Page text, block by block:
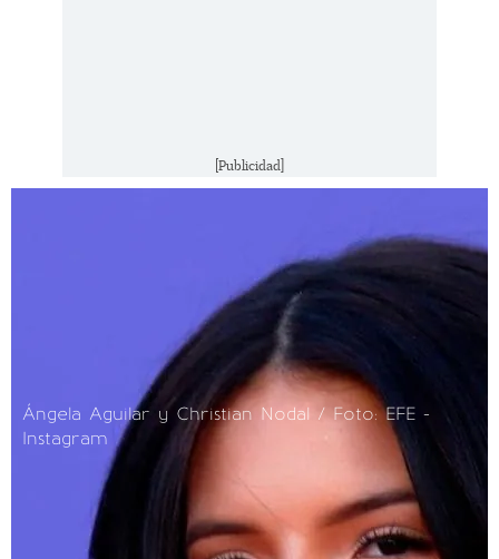
[Publicidad]
Ángela Aguilar y Christian Nodal / Foto: EFE -
Instagram